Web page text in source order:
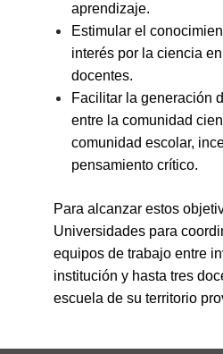
aprendizaje.
Estimular el
interés por la ciencia
docentes.
Facilitar la generación
entre la comunidad
comunidad escolar,
pensamiento crítico.
Para alcanzar estos
Universidades para
equipos de trabajo entre
institución y hasta tres
escuela de su territorio